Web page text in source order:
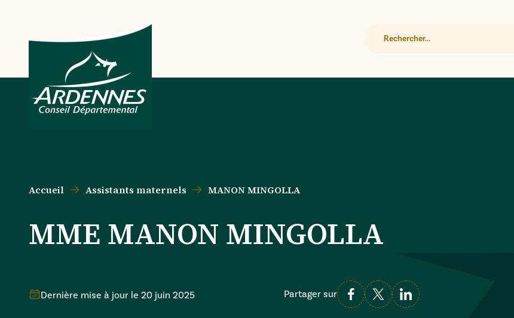
Accueil Assistants maternels MANON MINGOLLA
MME MANON MINGOLLA
Dernière mise à jour le 20 juin 2025 Partager sur